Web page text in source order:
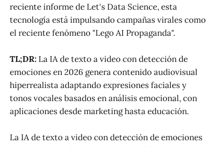
reciente informe de Let's Data Science, esta
tecnología está impulsando campañas virales como
el reciente fenómeno "Lego AI Propaganda".
TL;DR: La IA de texto a video con detección de
emociones en 2026 genera contenido audiovisual
hiperrealista adaptando expresiones faciales y
tonos vocales basados en análisis emocional, con
aplicaciones desde marketing hasta educación.
La IA de texto a video con detección de emociones